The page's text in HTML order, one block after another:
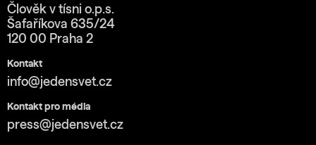
Člověk v tísni o.p.s.
Šafaříkova 635/24
120 00 Praha 2
Kontakt
info@jedensvet.cz
Kontakt pro média
press@jedensvet.cz